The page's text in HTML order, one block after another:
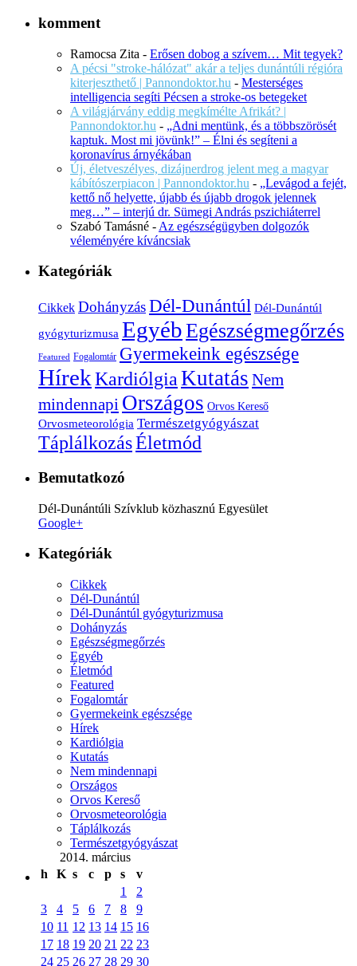
komment
Ramocsa Zita - Erősen dobog a szívem… Mit tegyek?
A pécsi "stroke-hálózat" akár a teljes dunántúli régióra
kiterjeszthető | Pannondoktor.hu - Mesterséges
intelligencia segíti Pécsen a stroke-os betegeket
A világjárvány eddig megkímélte Afrikát? |
Pannondoktor.hu - „Adni mentünk, és a többszörösét
kaptuk. Most mi jövünk!” – Élni és segíteni a
koronavírus árnyékában
Új, életveszélyes, dizájnerdrog jelent meg a magyar
kábítószerpiacon | Pannondoktor.hu - „Levágod a fejét,
kettő nő helyette, újabb és újabb drogok jelennek
meg…” – interjú dr. Sümegi András pszichiáterrel
Szabó Tamásné - Az egészségügyben dolgozók
véleményére kíváncsiak
Kategóriák
Cikkek DohányzásDél-Dunántúl Dél-Dunántúl
gyógyturizmusa EgyébEgészségmegőrzés
Featured Fogalomtár Gyermekeink egészsége
HírekKardiólgia Kutatás Nem
mindennapi Országos Orvos Kereső
Orvosmeteorológia Természetgyógyászat
TáplálkozásÉletmód
Bemutatkozó
Dél-Dunántúli Szívklub közhasznú Egyesület
Google+
Kategóriák
Cikkek
Dél-Dunántúl
Dél-Dunántúl gyógyturizmusa
Dohányzás
Egészségmegőrzés
Egyéb
Életmód
Featured
Fogalomtár
Gyermekeink egészsége
Hírek
Kardiólgia
Kutatás
Nem mindennapi
Országos
Orvos Kereső
Orvosmeteorológia
Táplálkozás
Természetgyógyászat
2014. március
h
K s c p s
v
1
2
3
4 5 6 7 8
9
10 11 12 13 14 15 16
17 18 19 20 21 22 23
24 25 26 27 28 29 30